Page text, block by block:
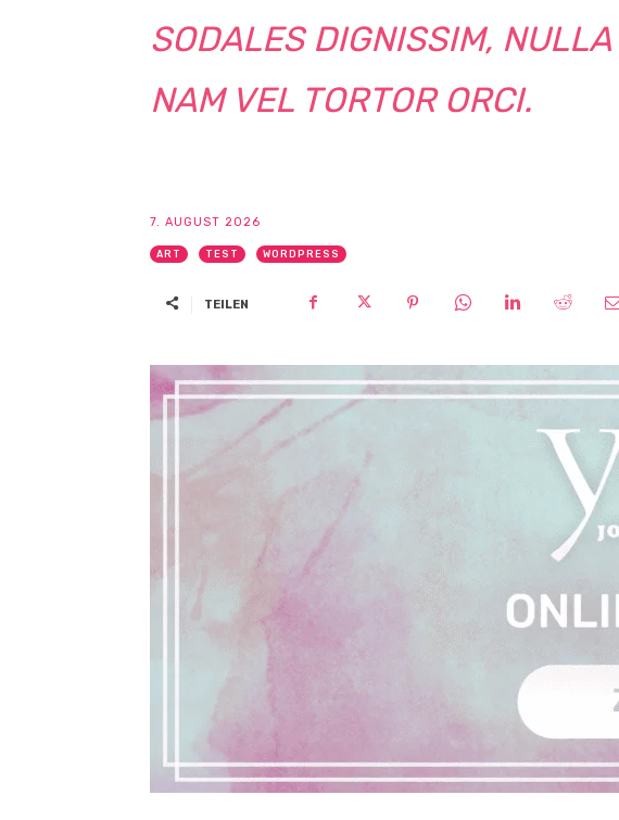
SODALES DIGNISSIM, NULLA
NAM VEL TORTOR ORCI.
7. AUGUST 2026
ART TEST WORDPRESS
TEILEN